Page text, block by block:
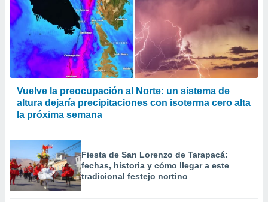
Vuelve la preocupación al Norte: un sistema de
altura dejaría precipitaciones con isoterma cero alta
la próxima semana
Fiesta de San Lorenzo de Tarapacá:
fechas, historia y cómo llegar a este
tradicional festejo nortino